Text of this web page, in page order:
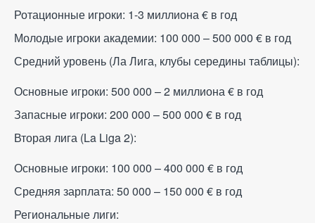
Ротационные игроки: 1-3 миллиона€ в год
Молодые игроки академии: 100 000 – 500 000 € в год
Средний уровень (Ла Лига, клубы середины таблицы):
Основные игроки: 500 000 – 2 миллиона€ в год
Запасные игроки: 200 000 – 500 000 € в год
Вторая лига (La Liga 2):
Основные игроки: 100 000 – 400 000 € в год
Средняя зарплата: 50 000 – 150 000 € в год
Региональные лиги: